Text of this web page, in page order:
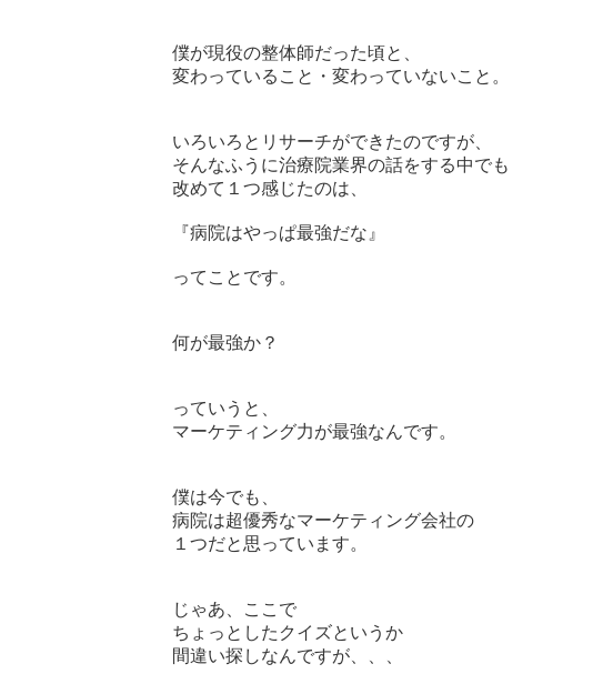
僕が現役の整体師だった頃と、
変わっていること・変わっていないこと。
いろいろとリサーチができたのですが、
そんなふうに治療院業界の話をする中でも
改めて１つ感じたのは、
『病院はやっぱ最強だな』
ってことです。
何が最強か？
っていうと、
マーケティング力が最強なんです。
僕は今でも、
病院は超優秀なマーケティング会社の
１つだと思っています。
じゃあ、ここで
ちょっとしたクイズというか
間違い探しなんですが、、、